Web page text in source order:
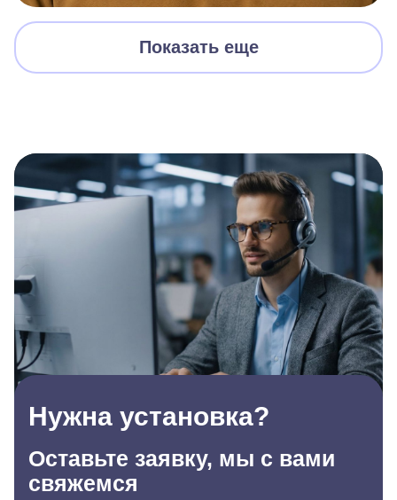
Показать еще
Нужна установка?
Оставьте заявку, мы с вами
свяжемся